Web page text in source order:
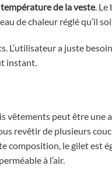
de la veste. Le
de chaleur réglé qu’il
L’utilisateur a juste
instant.
peut être une
revêtir de plusieurs
composition, le gilet est
à l’air.